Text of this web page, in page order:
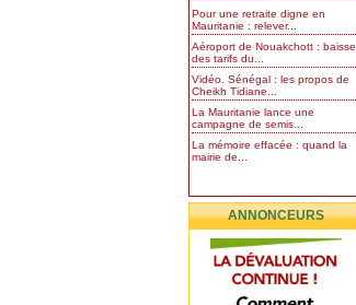
Pour une retraite digne en
Mauritanie : relever...
Aéroport de Nouakchott : baisse
des tarifs du...
Vidéo. Sénégal : les propos de
Cheikh Tidiane...
La Mauritanie lance une
campagne de semis...
La mémoire effacée : quand la
mairie de...
ANNONCEURS